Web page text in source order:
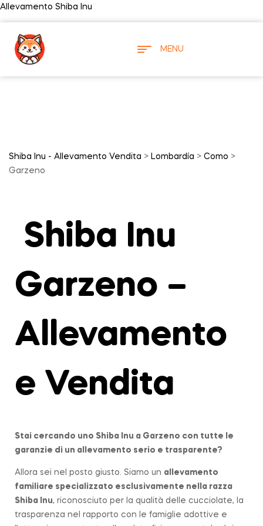
Allevamento Shiba Inu
MENU
Shiba Inu - Allevamento Vendita > Lombardía > Como >
Garzeno
Shiba Inu
Garzeno –
Allevamento
e Vendita
Stai cercando uno Shiba Inu a Garzeno con tutte le
garanzie di un allevamento serio e trasparente?
Allora sei nel posto giusto. Siamo un allevamento
familiare specializzato esclusivamente nella razza
Shiba Inu, riconosciuto per la qualità delle cucciolate, la
trasparenza nel rapporto con le famiglie adottive e